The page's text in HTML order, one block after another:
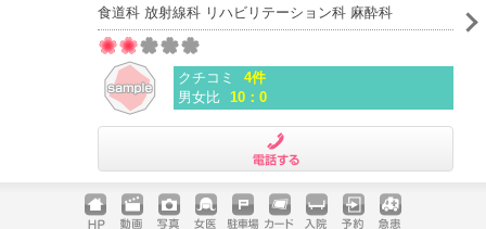
食道科 放射線科 リハビリテーション科 麻酔科
クチコミ
4件
男女比
10：0